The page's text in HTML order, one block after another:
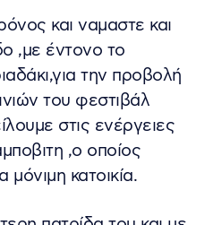
και ναμαστε και
,με έντονο το
την προβολή
του φεστιβάλ
στις ενέργειες
,ο οποίος
κατοικία.